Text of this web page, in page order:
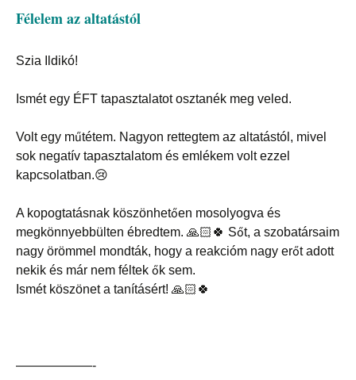
Félelem az altatástól
Szia Ildikó!
Ismét egy ÉFT tapasztalatot osztanék meg veled.
Volt egy műtétem. Nagyon rettegtem az altatástól, mivel
sok negatív tapasztalatom és emlékem volt ezzel
kapcsolatban.😢
A kopogtatásnak köszönhetően mosolyogva és
megkönnyebbülten ébredtem. 🙏🏻🍀 Sőt, a szobatársaim
nagy örömmel mondták, hogy a reakcióm nagy erőt adott
nekik és már nem féltek ők sem.
Ismét köszönet a tanításért! 🙏🏻🍀
——————-